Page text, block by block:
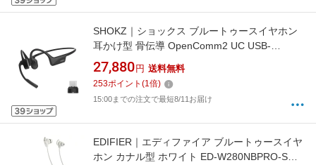
SHOKZ｜ショックス ブルートゥースイヤホン
耳かけ型 骨伝導 OpenComm2 UC USB-
C(2025) SKZ-EP-000041 [骨伝導型 /Bluetooth
対応]
27,880 円 送料無料
253ポイント (1倍)
15:00までの注文で最短8/11お届け
EDIFIER｜エディファイア ブルートゥースイヤ
ホン カナル型 ホワイト ED-W280NBPRO-SW